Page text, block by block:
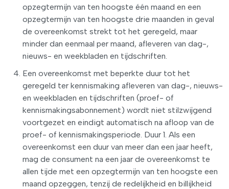
opzegtermijn van ten hoogste één maand en een
opzegtermijn van ten hoogste drie maanden in geval
de overeenkomst strekt tot het geregeld, maar
minder dan eenmaal per maand, afleveren van dag-,
nieuws- en weekbladen en tijdschriften.
Een overeenkomst met beperkte duur tot het
geregeld ter kennismaking afleveren van dag-, nieuws-
en weekbladen en tijdschriften (proef- of
kennismakingsabonnement) wordt niet stilzwijgend
voortgezet en eindigt automatisch na afloop van de
proef- of kennismakingsperiode. Duur 1. Als een
overeenkomst een duur van meer dan een jaar heeft,
mag de consument na een jaar de overeenkomst te
allen tijde met een opzegtermijn van ten hoogste een
maand opzeggen, tenzij de redelijkheid en billijkheid